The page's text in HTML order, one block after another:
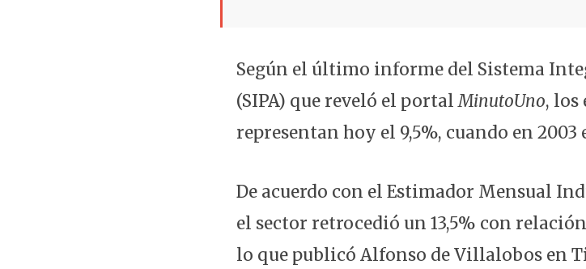
Según el último informe del Sistema
(SIPA) que reveló el portalMinutoUno, los
representan hoy el 9,5%, cuando en 2003
De acuerdo con el Estimador Mensual
el sector retrocedió un 13,5% con
lo que publicó Alfonso de Villalobos en